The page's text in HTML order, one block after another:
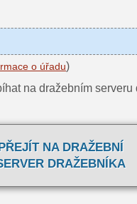
o úřadu)
na dražebním
NA DRAŽEBNÍ
DRAŽEBNÍKA